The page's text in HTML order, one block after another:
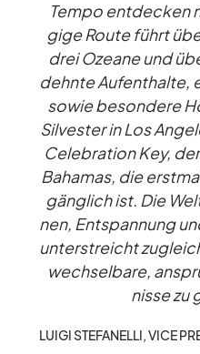
Tempo
gige Route führt
drei Ozeane und
dehnte Auf­ent­halte,
so­wie be­son­dere
Sil­ves­ter in Los
Ce­le­bra­tion Key,
Ba­ha­mas, die
gäng­lich ist. Die
nen, Ent­span­nung
un­ter­streicht
wech­sel­bare,
nisse zu
LUIGI STE­FA­NELLI, VICE